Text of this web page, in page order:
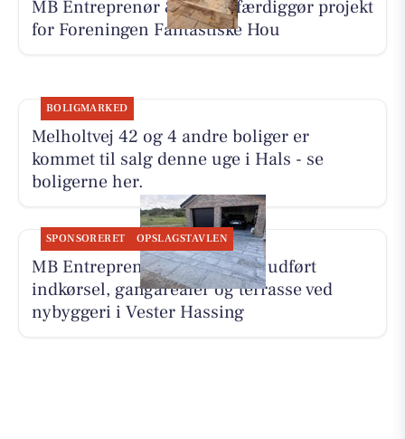
MB Entreprenør & Anlæg færdiggør projekt
for Foreningen Fantastiske Hou
BOLIGMARKED
Melholtvej 42 og 4 andre boliger er
kommet til salg denne uge i Hals - se
boligerne her.
SPONSORERET OPSLAGSTAVLEN
MB Entreprenør & Anlæg har udført
indkørsel, gangarealer og terrasse ved
nybyggeri i Vester Hassing